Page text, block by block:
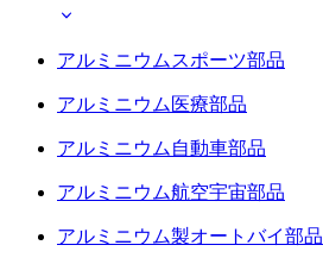
アルミニウムスポーツ部品
アルミニウム医療部品
アルミニウム自動車部品
アルミニウム航空宇宙部品
アルミニウム製オートバイ部品